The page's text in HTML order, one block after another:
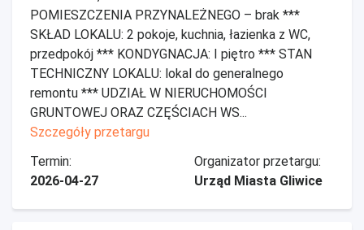
POMIESZCZENIA PRZYNALEŻNEGO – brak ***
SKŁAD LOKALU: 2 pokoje, kuchnia, łazienka z WC,
przedpokój *** KONDYGNACJA: I piętro *** STAN
TECHNICZNY LOKALU: lokal do generalnego
remontu *** UDZIAŁ W NIERUCHOMOŚCI
GRUNTOWEJ ORAZ CZĘŚCIACH WS...
Szczegóły przetargu
Termin:
2026-04-27
Organizator przetargu:
Urząd Miasta Gliwice